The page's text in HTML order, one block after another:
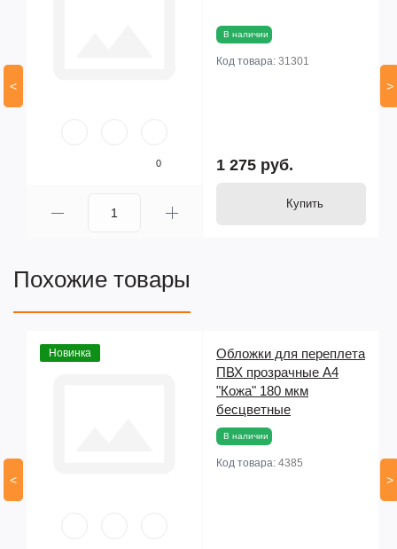
<
0
В наличии
Код товара: 31301
1 275 руб.
Купить
>
Похожие товары
<
Новинка
Обложки для переплета
ПВХ прозрачные А4
"Кожа" 180 мкм
бесцветные
В наличии
Код товара: 4385
>